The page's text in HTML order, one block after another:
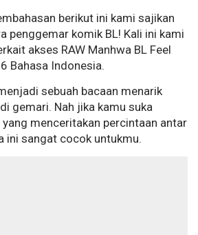
berikut ini kami sajikan
penggemar komik BL! Kali ini kami
akses RAW Manhwa BL Feel
Bahasa Indonesia.
sebuah bacaan menarik
gemari. Nah jika kamu suka
menceritakan percintaan antar
ini sangat cocok untukmu.